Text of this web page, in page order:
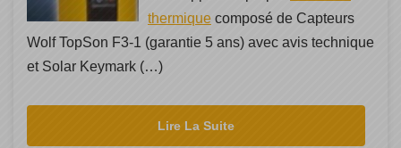
thermique composé de Capteurs
Wolf TopSon F3-1 (garantie 5 ans) avec avis technique
et Solar Keymark (…)
Lire La Suite